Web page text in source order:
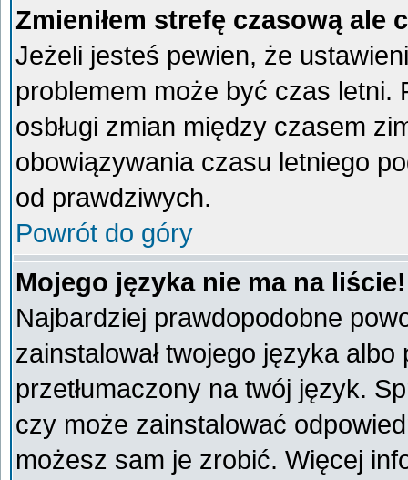
Zmieniłem strefę czasową ale
Jeżeli jesteś pewien, że
problemem może być czas letni.
osbługi zmian między czasem
obowiązywania czasu letniego
od prawdziwych.
Powrót do góry
Mojego języka nie ma na liście!
Najbardziej prawdopodobne
zainstalował twojego języka
przetłumaczony na twój język.
czy może zainstalować
możesz sam je zrobić. Więcej